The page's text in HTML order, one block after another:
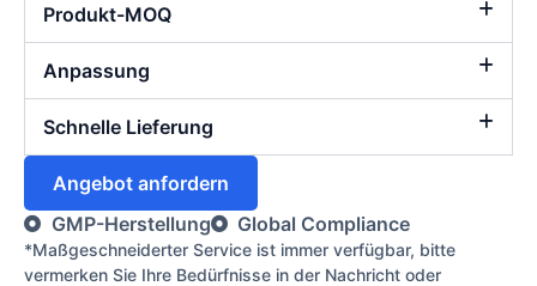
Produkt-MOQ
Anpassung
Schnelle Lieferung
Angebot anfordern
GMP-Herstellung
Global Compliance
*Maßgeschneiderter Service ist immer verfügbar, bitte
vermerken Sie Ihre Bedürfnisse in der Nachricht oder